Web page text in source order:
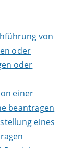
von
oder
oder
einer
beantragen
eines